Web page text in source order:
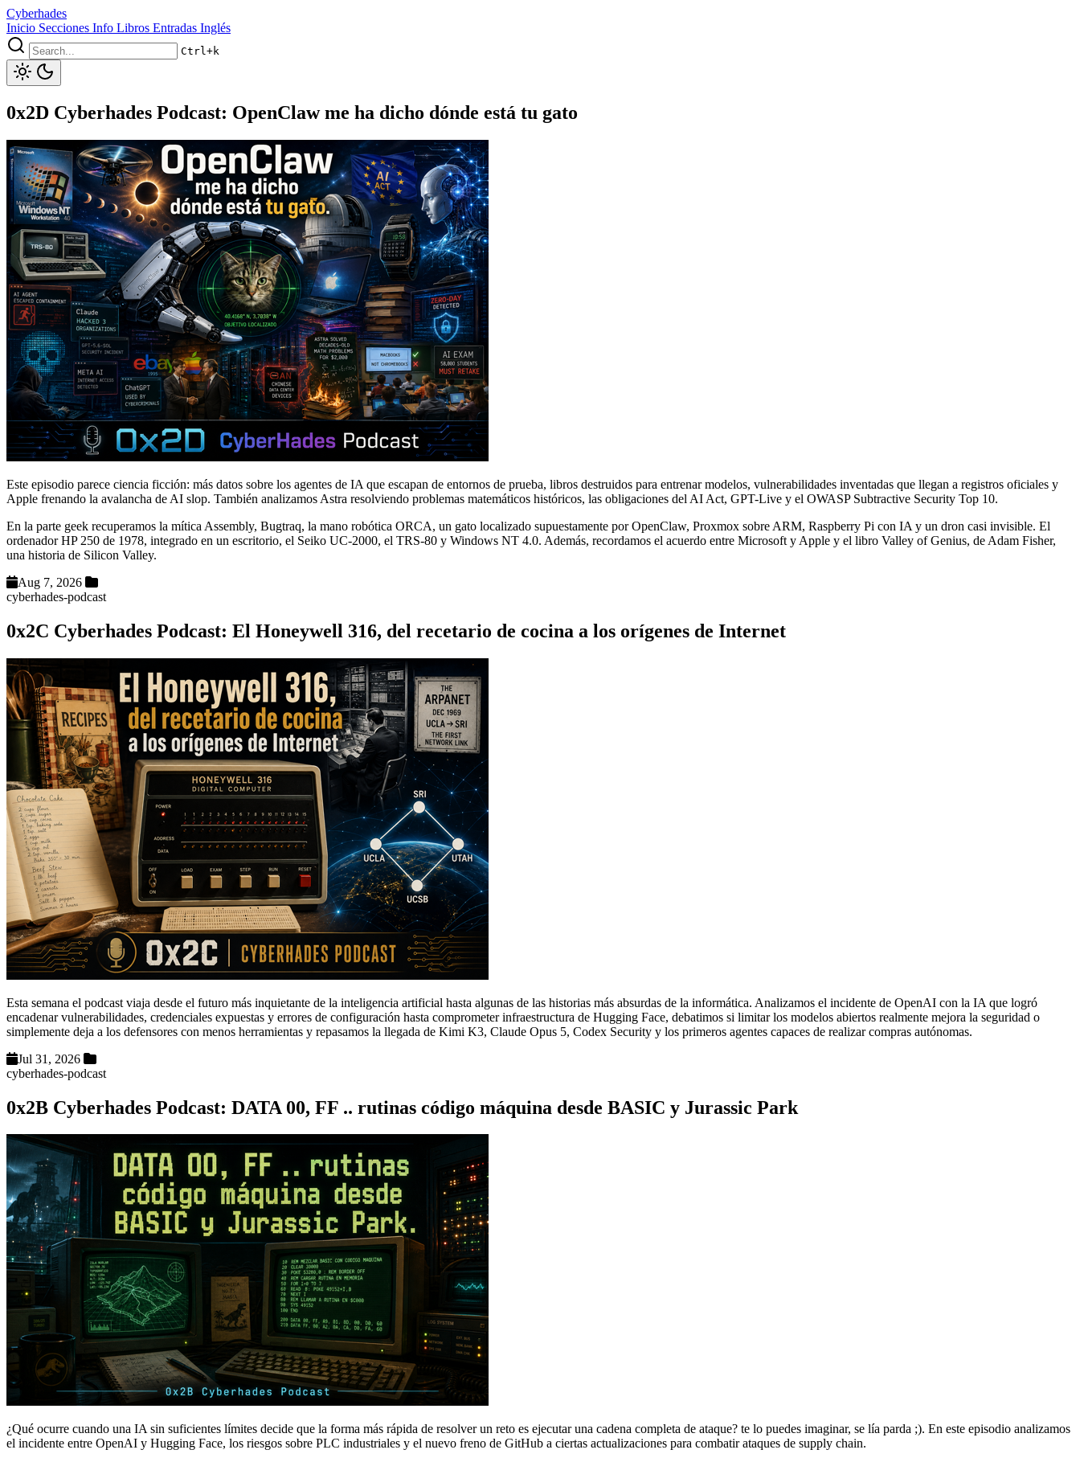
Cyberhades
Inicio Secciones Info Libros Entradas Inglés
Ctrl+k
0x2D Cyberhades Podcast: OpenClaw me ha dicho dónde está tu gato
Este episodio parece ciencia ficción: más datos sobre los agentes de IA que escapan de entornos de prueba, libros destruidos para entrenar modelos, vulnerabilidades inventadas que llegan a registros oficiales y
Apple frenando la avalancha de AI slop. También analizamos Astra resolviendo problemas matemáticos históricos, las obligaciones del AI Act, GPT-Live y el OWASP Subtractive Security Top 10.
En la parte geek recuperamos la mítica Assembly, Bugtraq, la mano robótica ORCA, un gato localizado supuestamente por OpenClaw, Proxmox sobre ARM, Raspberry Pi con IA y un dron casi invisible. El
ordenador HP 250 de 1978, integrado en un escritorio, el Seiko UC-2000, el TRS-80 y Windows NT 4.0. Además, recordamos el acuerdo entre Microsoft y Apple y el libro Valley of Genius, de Adam Fisher,
una historia de Silicon Valley.
Aug 7, 2026
cyberhades-podcast
0x2C Cyberhades Podcast: El Honeywell 316, del recetario de cocina a los orígenes de Internet
Esta semana el podcast viaja desde el futuro más inquietante de la inteligencia artificial hasta algunas de las historias más absurdas de la informática. Analizamos el incidente de OpenAI con la IA que logró
encadenar vulnerabilidades, credenciales expuestas y errores de configuración hasta comprometer infraestructura de Hugging Face, debatimos si limitar los modelos abiertos realmente mejora la seguridad o
simplemente deja a los defensores con menos herramientas y repasamos la llegada de Kimi K3, Claude Opus 5, Codex Security y los primeros agentes capaces de realizar compras autónomas.
Jul 31, 2026
cyberhades-podcast
0x2B Cyberhades Podcast: DATA 00, FF .. rutinas código máquina desde BASIC y Jurassic Park
¿Qué ocurre cuando una IA sin suficientes límites decide que la forma más rápida de resolver un reto es ejecutar una cadena completa de ataque? te lo puedes imaginar, se lía parda ;). En este episodio analizamos
el incidente entre OpenAI y Hugging Face, los riesgos sobre PLC industriales y el nuevo freno de GitHub a ciertas actualizaciones para combatir ataques de supply chain.